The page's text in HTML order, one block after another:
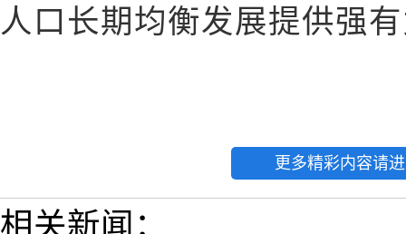
人口长期均衡发展提供强
更多精彩内容请
相关新闻：